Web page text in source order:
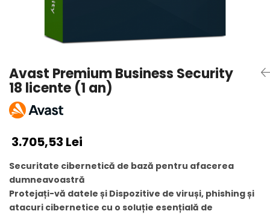
AVAST Driver Updater
AVAST AntiTrack Premium
Avast Premium Business Security
18 licente (1 an)
3.705,53 Lei
Securitate cibernetică de bază pentru afacerea
dumneavoastră
Protejați-vă datele și Dispozitive de viruși, phishing și
atacuri cibernetice cu o soluție esențială de